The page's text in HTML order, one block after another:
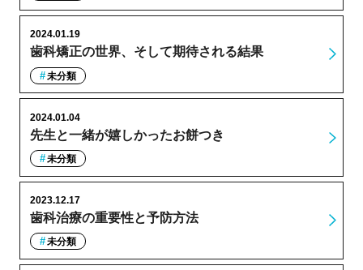
歯科矯正の世界、そして期待される結果
2024.01.19
未分類
先生と一緒が嬉しかったお餅つき
2024.01.04
未分類
歯科治療の重要性と予防方法
2023.12.17
未分類